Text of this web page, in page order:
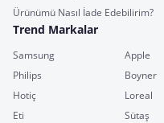
Ürünümü Nasıl İade Edebilirim?
Trend Markalar
Samsung Apple
Philips
Boyner
Hotiç
Loreal
Eti
Sütaş